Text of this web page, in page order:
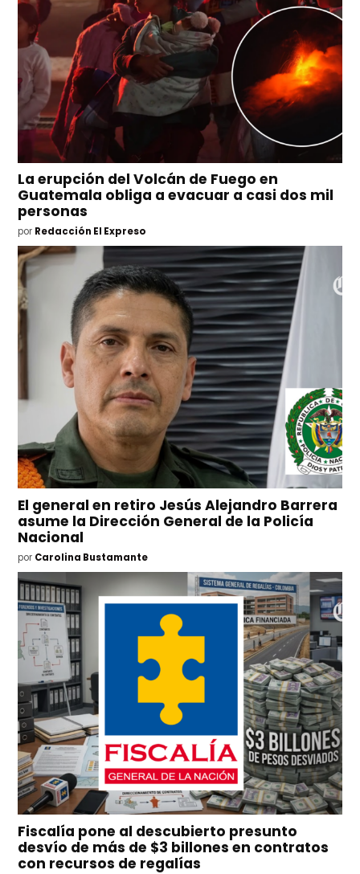
La erupción del Volcán de Fuego en
Guatemala obliga a evacuar a casi dos mil
personas
por Redacción El Expreso
El general en retiro Jesús Alejandro Barrera
asume la Dirección General de la Policía
Nacional
por Carolina Bustamante
Fiscalía pone al descubierto presunto
desvío de más de $3 billones en contratos
con recursos de regalías